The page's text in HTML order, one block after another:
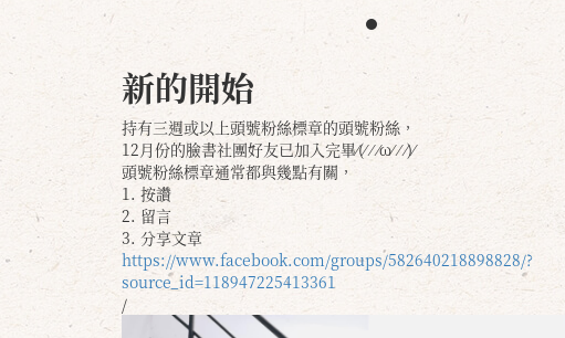
新的開始
持有三週或以上頭號粉絲標章的頭號粉絲，
12月份的臉書社團好友已加入完畢⁄(⁄ ⁄ ⁄ω⁄ ⁄ ⁄)⁄
頭號粉絲標章通常都與幾點有關，
1. 按讚
2. 留言
3. 分享文章
https://www.facebook.com/groups/582640218898828/?
source_id=118947225413361
/